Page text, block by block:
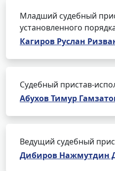
Младший судебный
установленного
Кагиров Руслан
Судебный пристав-
Абухов Тимур
Ведущий судебный
Дибиров Нажмутдин